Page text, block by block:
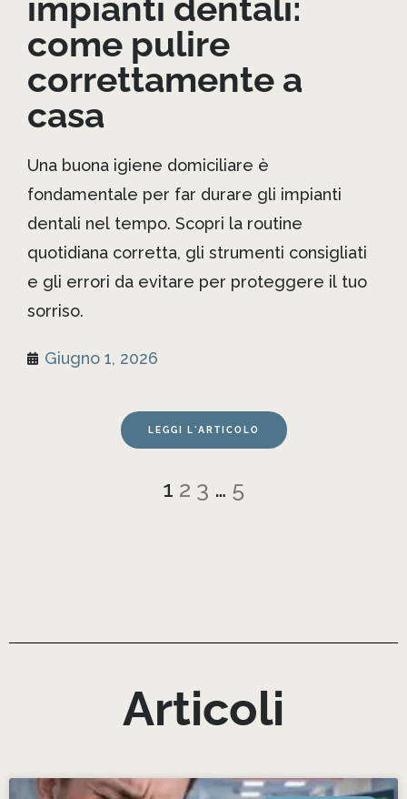
come pulire
correttamente a
casa
Una buona igiene domiciliare è
fondamentale per far durare gli impianti
dentali nel tempo. Scopri la routine
quotidiana corretta, gli strumenti consigliati
e gli errori da evitare per proteggere il tuo
sorriso.
Giugno 1, 2026
LEGGI L'ARTICOLO
1 2 3 … 5
Articoli